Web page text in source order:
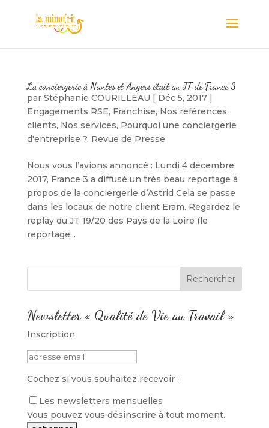
La conciergerie à Nantes et Angers était au JT de France 3
par Stéphanie COURILLEAU | Déc 5, 2017|
Engagements RSE, Franchise, Nos références
clients, Nos services, Pourquoi une conciergerie
d'entreprise ?, Revue de Presse
Nous vous l’avions annoncé : Lundi 4 décembre
2017, France 3 a diffusé un très beau reportage à
propos de la conciergerie d’Astrid Cela se passe
dans les locaux de notre client Eram. Regardez le
replay du JT 19/20 des Pays de la Loire (le
reportage...
Newsletter « Qualité de Vie au Travail »
Inscription
Cochez si vous souhaitez recevoir :
Les newsletters mensuelles
Vous pouvez vous désinscrire à tout moment.